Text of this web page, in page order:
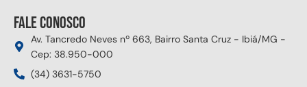
Fale conosco
Av. Tancredo Neves nº 663, Bairro Santa Cruz - Ibiá/MG -
Cep: 38.950-000
(34) 3631-5750